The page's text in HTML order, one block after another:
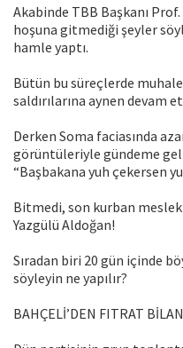
Akabinde TBB Başkanı
hoşuna gitmediği şeyler
hamle yaptı.
Bütün bu süreçlerde
saldırılarına aynen devam
Derken Soma faciasında
görüntüleriyle gündeme
“Başbakana yuh çekersen
Bitmedi, son kurban
Yazgülü Aldoğan!
Sıradan biri 20 gün içinde
söyleyin ne yapılır?
BAHÇELİ’DEN FITRAT